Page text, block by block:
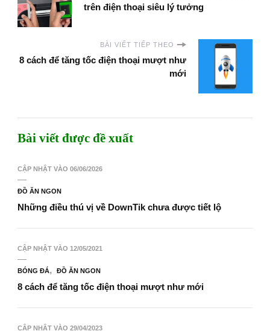
trên điện thoại siêu lý tưởng
BÀI VIẾT TIẾP THEO
8 cách để tăng tốc điện thoại mượt như
mới
Bài viết được đề xuất
CẬP NHẬT VÀO 06/06/2026
ĐỒ ĂN NGON
Những điều thú vị về DownTik chưa được tiết lộ
CẬP NHẬT VÀO 12/05/2021
BÓNG ĐÁ ĐỒ ĂN NGON
8 cách để tăng tốc điện thoại mượt như mới
CẬP NHẬT VÀO 29/04/2023